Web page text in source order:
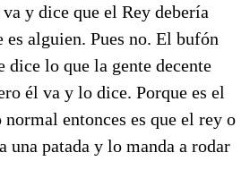
y dice que el Rey debería
es alguien. Pues no. El bufón
dice lo que la gente decente
él va y lo dice. Porque es el
entonces es que el rey o
una patada y lo manda a rodar